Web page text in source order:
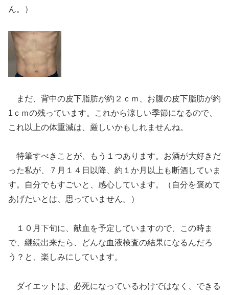
ん。）
まだ、背中の皮下脂肪が約２ｃｍ、お腹の皮下脂肪が約
1ｃｍの残っています。これから涼しい季節になるので、
これ以上の体重減は、厳しいかもしれませんね。
特筆すべきことが、もう１つあります。お酒が大好きだ
った私が、７月１４日以降、約１か月以上も断酒していま
す。自分でもすごいと、感心しています。（自分を褒めて
あげたいとは、思っていません。）
１０月下旬に、献血を予定していますので、この時ま
で、継続出来たら、どんな血液検査の結果になるんだろ
う？と、楽しみにしています。
ダイエットは、必死になっているわけではなく、できる